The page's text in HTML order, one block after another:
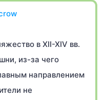
в XII-XIV вв.
из-за чего
направлением
не